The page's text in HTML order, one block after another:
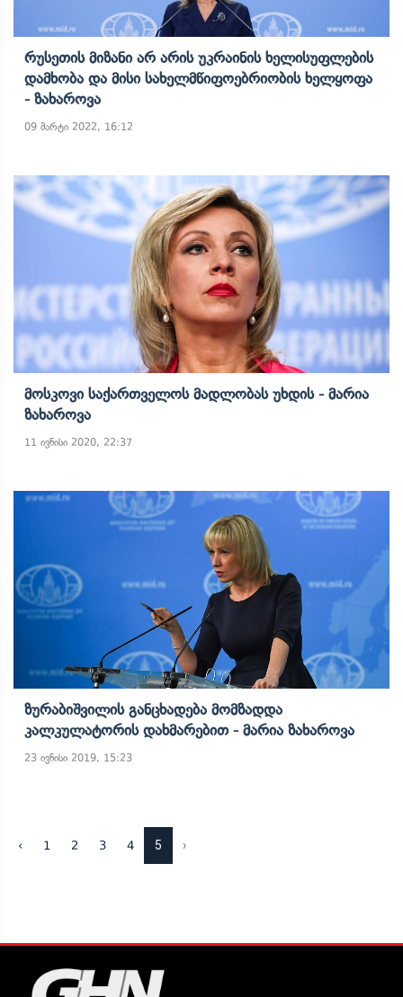
Რუსეთის Მიზანი Არ Არის Უკრაინის Ხელისუფლების
Დამხობა Და Მისი Სახელმწიფოებრიობის Ხელყოფა
- Ზახაროვა
09 მარტი 2022, 16:12
Მოსკოვი Საქართველოს Მადლობას Უხდის - Მარია
Ზახაროვა
11 ივნისი 2020, 22:37
Ზურაბიშვილის Განცხადება Მომზადდა
Კალკულატორის Დახმარებით - Მარია Ზახაროვა
23 ივნისი 2019, 15:23
‹ 1 2 3 4 5 ›